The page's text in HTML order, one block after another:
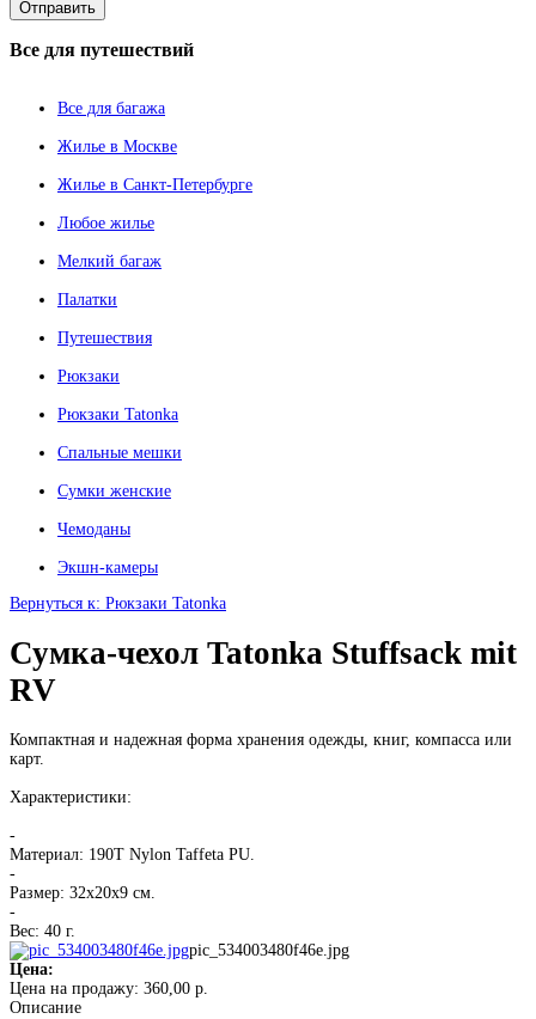
Все для путешествий
Все для багажа
Жилье в Москве
Жилье в Санкт-Петербурге
Любое жилье
Мелкий багаж
Палатки
Путешествия
Рюкзаки
Рюкзаки Tatonka
Спальные мешки
Сумки женские
Чемоданы
Экшн-камеры
Вернуться к: Рюкзаки Tatonka
Сумка-чехол Tatonka Stuffsack mit
RV
Компактная и надежная форма хранения одежды, книг, компасса или
карт.
Характеристики:
-
Материал: 190T Nylon Taffeta PU.
-
Размер: 32х20х9 см.
-
Вес: 40 г.
pic_534003480f46e.jpg
Цена:
Цена на продажу: 360,00 р.
Описание